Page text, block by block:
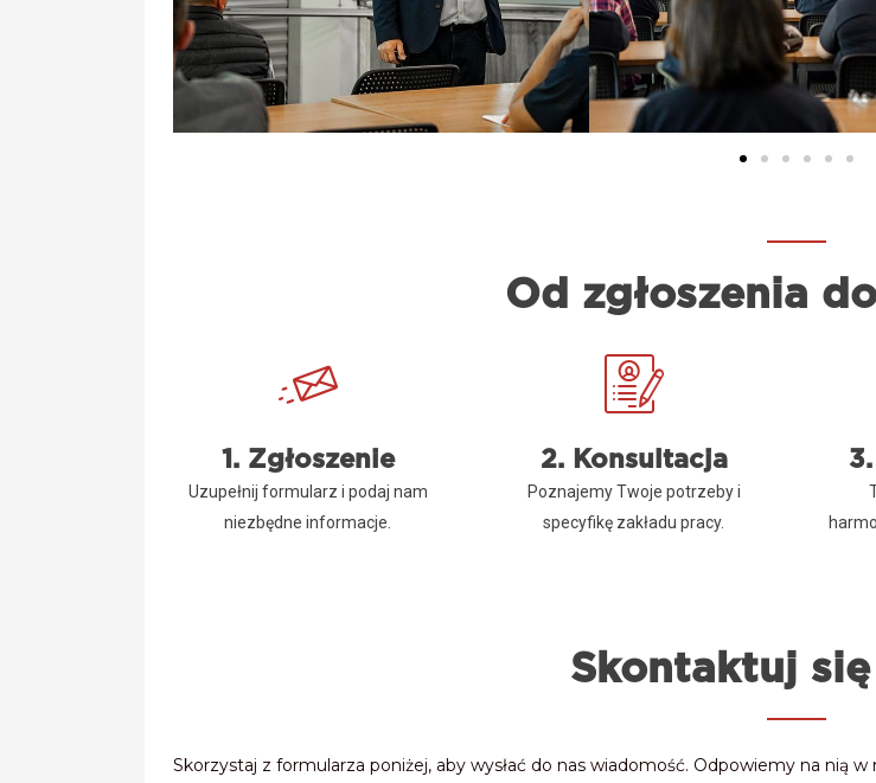
Od zgłoszenia
1. Zgłoszenie
Uzupełnij formularz i podaj nam
niezbędne informacje.
2. Konsultacja
Poznajemy Twoje potrzeby i
specyfikę zakładu pracy.
Skontaktuj
Skorzystaj z formularza poniżej, aby wysłać do nas wiadomość. Odpowiemy na nią